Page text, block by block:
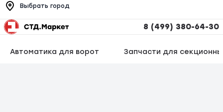
Выбрать город
8 (499) 380-64-30
Автоматика для ворот Запчасти для